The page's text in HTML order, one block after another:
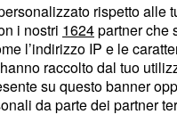
rispetto alle
i nostri 1624partner che
l’indirizzo IP e le
raccolto dal tuo
su questo banner
da parte dei partner